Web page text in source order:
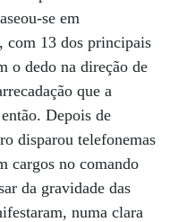
se em
com 13 dos principais
o dedo na direção de
que a
Depois de
disparou telefonemas
cargos no comando
da gravidade das
numa clara